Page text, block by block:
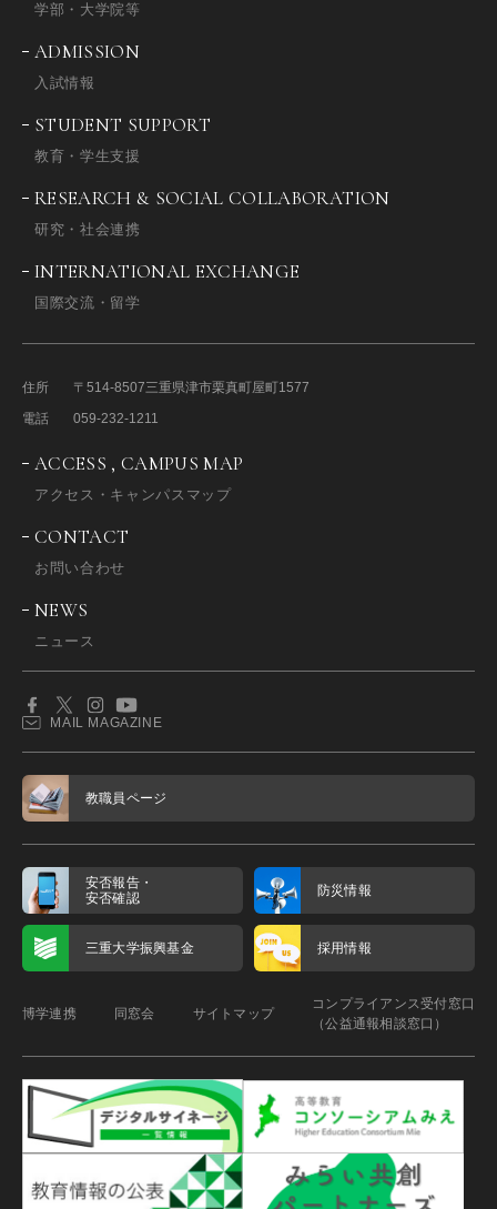
学部・大学院等
ADMISSION
入試情報
STUDENT SUPPORT
教育・学生支援
RESEARCH & SOCIAL COLLABORATION
研究・社会連携
INTERNATIONAL EXCHANGE
国際交流・留学
住所 〒514-8507三重県津市栗真町屋町1577
電話
059-232-1211
ACCESS , CAMPUS MAP
アクセス・キャンパスマップ
CONTACT
お問い合わせ
NEWS
ニュース
MAIL MAGAZINE
教職員ページ
安否報告・
安否確認
防災情報
三重大学振興基金 採用情報
博学連携 同窓会 サイトマップ
コンプライアンス受付窓口
（公益通報相談窓口）